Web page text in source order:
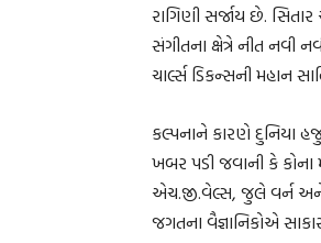
રાગિણી સર્જાય છે.
સંગીતના ક્ષેત્રે નીત
ચાર્લ્સ ડિકન્સની મહાન
કલ્પનાને કારણે દુનિયા
ખબર પડી જવાની કે કોના
એચ.જી.વેલ્સ, જુલે વર્ન
જગતના વૈજ્ઞાનિકોએ